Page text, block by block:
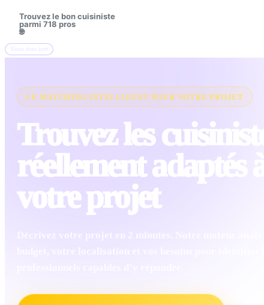
Trouvez le bon cuisiniste
parmi 718 pros
🌐
LE MATCHING INTELLIGENT POUR VOTRE PROJET
Trouvez les cuisinistes
réellement adaptés à
votre projet